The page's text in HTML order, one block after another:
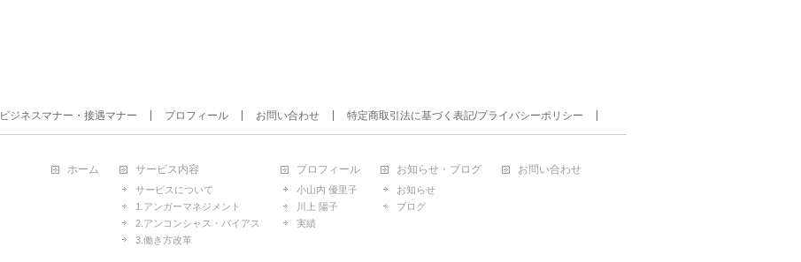
ビジネスマナー・接遇マナー プロフィール お問い合わせ 特定商取引法に基づく表記/プライバシーポリシー
ホーム サービス内容
サービスについて
1.アンガーマネジメント
2.アンコンシャス・バイアス
3.働き方改革
プロフィール
小山内 優里子
川上 陽子
実績
お知らせ・ブログ
お知らせ
ブログ
お問い合わせ